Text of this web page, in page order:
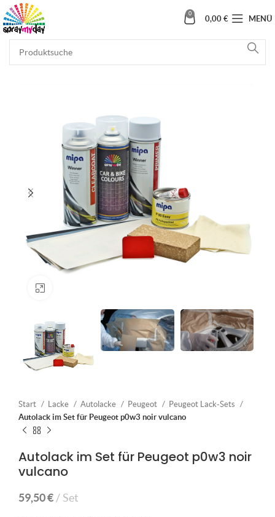
0
0,00 € MENÜ
Start Lacke Autolacke Peugeot
Peugeot Lack-Sets
Autolack im Set für Peugeot p0w3 noir vulcano
Autolack im Set für Peugeot p0w3 noir
vulcano
59,50€ Set